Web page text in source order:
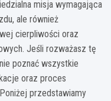
misja wymagająca
ale również
cierpliwości oraz
Jeśli rozważasz tę
poznać wszystkie
oraz proces
przedstawiamy